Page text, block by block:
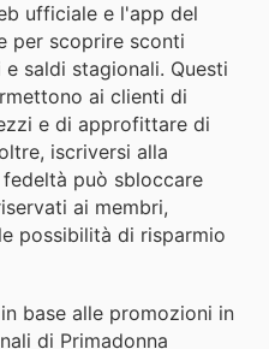
ufficiale e l'app del
per scoprire sconti
saldi stagionali. Questi
ai clienti di
e di approfittare di
iscriversi alla
può sbloccare
ai membri,
possibilità di risparmio
base alle promozioni in
di Primadonna